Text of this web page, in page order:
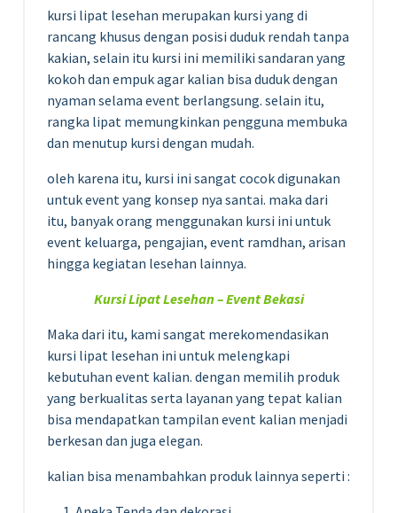
kursi lipat lesehan merupakan kursi yang di
rancang khusus dengan posisi duduk rendah tanpa
kakian, selain itu kursi ini memiliki sandaran yang
kokoh dan empuk agar kalian bisa duduk dengan
nyaman selama event berlangsung. selain itu,
rangka lipat memungkinkan pengguna membuka
dan menutup kursi dengan mudah.
oleh karena itu, kursi ini sangat cocok digunakan
untuk event yang konsep nya santai. maka dari
itu, banyak orang menggunakan kursi ini untuk
event keluarga, pengajian, event ramdhan, arisan
hingga kegiatan lesehan lainnya.
Kursi Lipat Lesehan – Event Bekasi
Maka dari itu, kami sangat merekomendasikan
kursi lipat lesehan ini untuk melengkapi
kebutuhan event kalian. dengan memilih produk
yang berkualitas serta layanan yang tepat kalian
bisa mendapatkan tampilan event kalian menjadi
berkesan dan juga elegan.
kalian bisa menambahkan produk lainnya seperti :